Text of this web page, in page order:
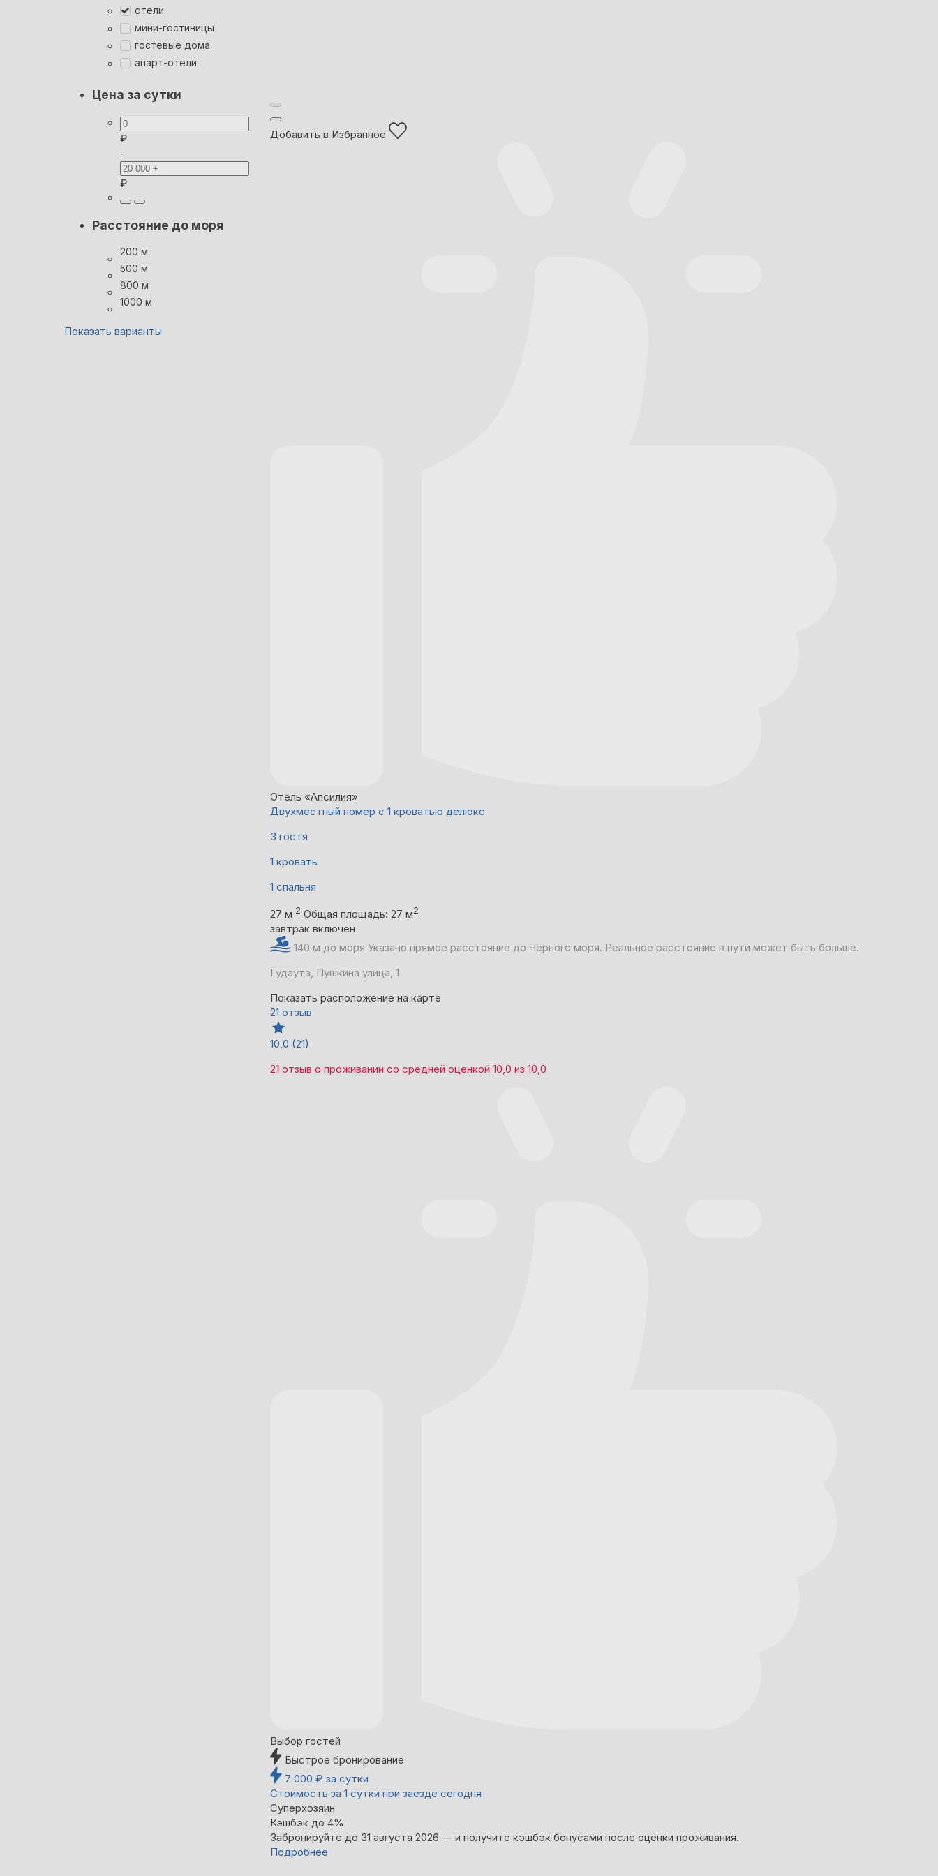
отели
мини-гостиницы
гостевые дома
апарт-отели
Цена за сутки
₽
-
₽
Расстояние до моря
200 м
500 м
800 м
1000 м
Показать варианты
Добавить в Избранное
Отель «Апсилия»
Двухместный номер с 1 кроватью делюкс
3 гостя
1 кровать
1 спальня
27 м 2 Общая площадь: 27 м2
завтрак включен
140 м до моря Указано прямое расстояние до Чёрного моря. Реальное расстояние в пути может быть больше.
Гудаута, Пушкина улица, 1
Показать расположение на карте
21 отзыв
10,0 (21)
21 отзыв о проживании со средней оценкой 10,0 из 10,0
Выбор гостей
Быстрое бронирование
7 000 ₽ за сутки
Стоимость за 1 сутки при заезде сегодня
Суперхозяин
Кэшбэк до 4%
Забронируйте до 31 августа 2026 — и получите кэшбэк бонусами после оценки проживания.
Подробнее